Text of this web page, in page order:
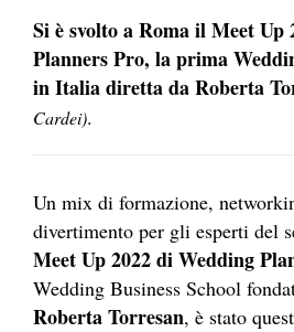
Si è svolto a Roma il Meet Up
Planners Pro, la prima
in Italia diretta da Roberta
Cardei).
Un mix di formazione,
divertimento per gli esperti del
Meet Up 2022di Wedding
Wedding Business School
Roberta Torresan, è stato